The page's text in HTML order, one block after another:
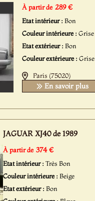
À partir de 289 €
Etat intérieur :Bon
Couleur intérieure :Grise
Etat extérieur :Bon
Couleur extérieure :Grise
Paris (75020)
En savoir plus
JAGUAR XJ40 de 1989
À partir de 374 €
Etat intérieur :Très Bon
Couleur intérieure :Beige
Etat extérieur :Bon